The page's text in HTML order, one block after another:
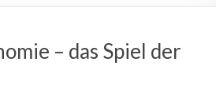
– das Spiel der